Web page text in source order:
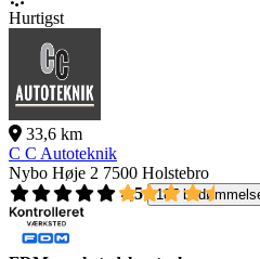
Hurtigst
33,6 km
C C Autoteknik
Nybo Høje 2 7500 Holstebro
4,5
187